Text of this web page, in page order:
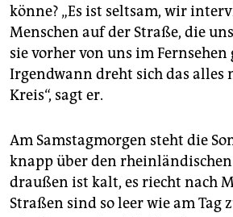
könne? „Es ist seltsam, wir
Menschen auf der Straße, die
sie vorher von uns im Fernsehen
Irgendwann dreht sich das alles
Kreis“, sagt er.
Am Samstagmorgen steht die
knapp über den
draußen ist kalt, es riecht nach
Straßen sind so leer wie am Tag